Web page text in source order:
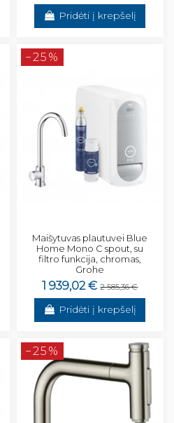
Pridėti į krepšelį
−25%
Maišytuvas plautuvei Blue
Home Mono C spout, su
filtro funkcija, chromas,
Grohe
1 939,02 € 2 585,36 €
Pridėti į krepšelį
−25%